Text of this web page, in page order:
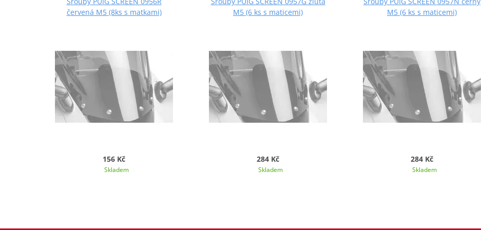
červená M5 (8ks s matkami)
156 Kč
Skladem
M5 (6 ks s maticemi)
284 Kč
Skladem
M5 (6 ks s maticemi)
284 Kč
Skladem